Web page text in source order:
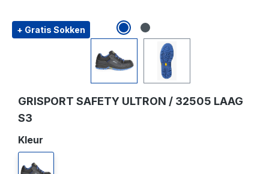
+ Gratis Sokken
GRISPORT SAFETY ULTRON / 32505 LAAG
S3
Selecteer
Kleur